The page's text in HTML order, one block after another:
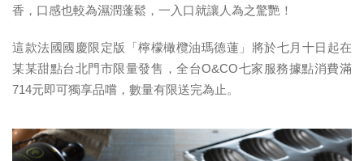
香，口感也較為濕潤蓬鬆，一入口就讓人為之驚艷！
這款法國國慶限定版「檸檬橄欖油瑪德蓮」將於七月十日起在
某某甜點台北門市限量發售，全台O&CO七家服務據點消費滿
714元即可獨享品嚐，數量有限送完為止。